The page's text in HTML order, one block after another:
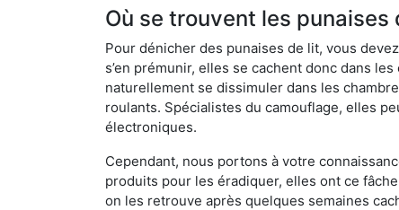
Où se trouvent les punaises
Pour dénicher des punaises de lit, vous
s’en prémunir, elles se cachent donc dans
naturellement se dissimuler dans les
roulants. Spécialistes du camouflage, elles
électroniques.
Cependant, nous portons à votre
produits pour les éradiquer, elles ont ce
on les retrouve après quelques semaines